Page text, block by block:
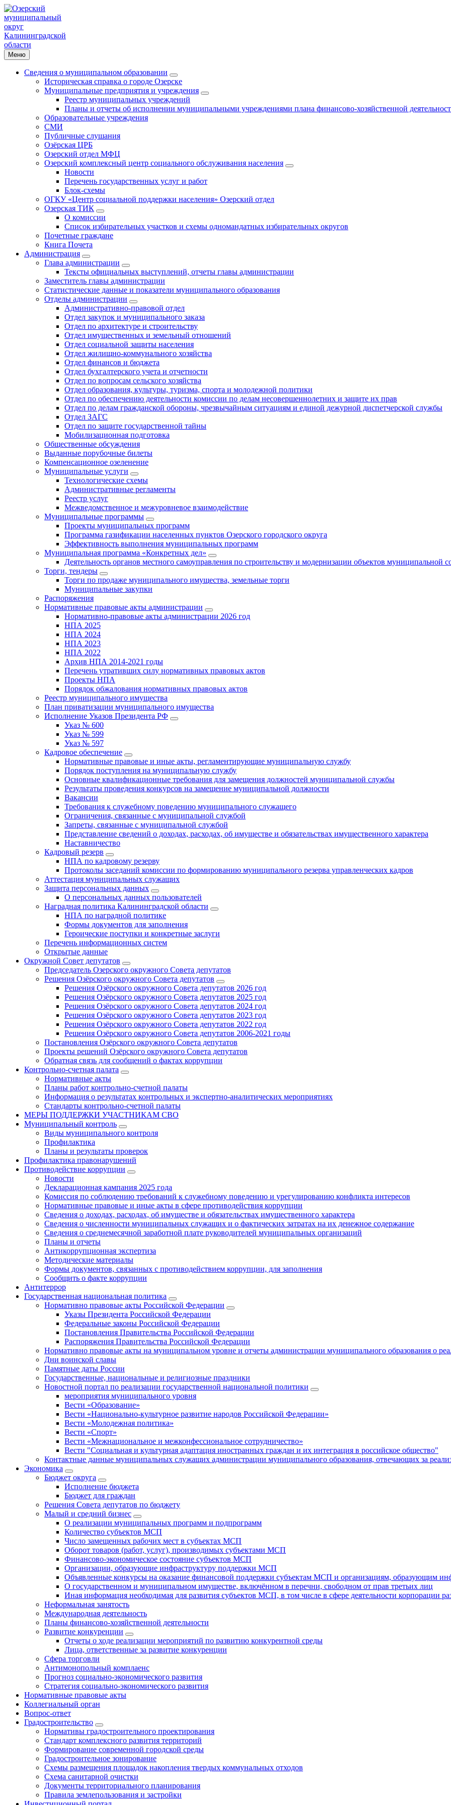
Меню
Сведения о муниципальном образовании
Историческая справка о городе Озерске
Муниципальные предприятия и учреждения
Реестр муниципальных учреждений
Планы и отчеты об исполнении муниципальными учреждениями плана финансово-хозяйственной
Образовательные учреждения
СМИ
Публичные слушания
Озёрская ЦРБ
Озерский отдел МФЦ
Озерский комплексный центр социального обслуживания населения
Новости
Перечень государственных услуг и работ
Блок-схемы
ОГКУ «Центр социальной поддержки населения» Озерский отдел
Озерская ТИК
О комиссии
Список избирательных участков и схемы одномандатных избирательных округов
Почетные граждане
Книга Почета
Администрация
Глава администрации
Тексты официальных выступлений, отчеты главы администрации
Заместитель главы администрации
Статистические данные и показатели муниципального образования
Отделы администрации
Административно-правовой отдел
Отдел закупок и муниципального заказа
Отдел по архитектуре и строительству
Отдел имущественных и земельный отношений
Отдел социальной защиты населения
Отдел жилищно-коммунального хозяйства
Отдел финансов и бюджета
Отдел бухгалтерского учета и отчетности
Отдел по вопросам сельского хозяйства
Отдел образования, культуры, туризма, спорта и молодежной политики
Отдел по обеспечению деятельности комиссии по делам несовершеннолетних и защите их прав
Отдел по делам гражданской обороны, чрезвычайным ситуациям и единой дежурной диспетчерской службы
Отдел ЗАГС
Отдел по защите государственной тайны
Мобилизационная подготовка
Общественные обсуждения
Выданные порубочные билеты
Компенсационное озеленение
Муниципальные услуги
Технологические схемы
Административные регламенты
Реестр услуг
Межведомственное и межуровневое взаимодействие
Муниципальные программы
Проекты муниципальных программ
Программа газификации населенных пунктов Озерского городского округа
Эффективность выполнения муниципальных программ
Муниципальная программа «Конкретных дел»
Деятельность органов местного самоуправления по строительству и модернизации объектов муниципальной
Торги, тендеры
Торги по продаже муниципального имущества, земельные торги
Муниципальные закупки
Распоряжения
Нормативные правовые акты администрации
Нормативно-правовые акты администрации 2026 год
НПА 2025
НПА 2024
НПА 2023
НПА 2022
Архив НПА 2014-2021 годы
Перечень утративших силу нормативных правовых актов
Проекты НПА
Порядок обжалования нормативных правовых актов
Реестр муниципального имущества
План приватизации муниципального имущества
Исполнение Указов Президента РФ
Указ № 600
Указ № 599
Указ № 597
Кадровое обеспечение
Нормативные правовые и иные акты, регламентирующие муниципальную службу
Порядок поступления на муниципальную службу
Основные квалификационные требования для замещения должностей муниципальной службы
Результаты проведения конкурсов на замещение муниципальной должности
Вакансии
Требования к служебному поведению муниципального служащего
Ограничения, связанные с муниципальной службой
Запреты, связанные с муниципальной службой
Представление сведений о доходах, расходах, об имуществе и обязательствах имущественного характера
Наставничество
Кадровый резерв
НПА по кадровому резерву
Протоколы заседаний комиссии по формированию муниципального резерва управленческих кадров
Аттестация муниципальных служащих
Защита персональных данных
О персональных данных пользователей
Наградная политика Калининградской области
НПА по наградной политике
Формы документов для заполнения
Героические поступки и конкретные заслуги
Перечень информационных систем
Открытые данные
Окружной Совет депутатов
Председатель Озерского окружного Совета депутатов
Решения Озёрского окружного Совета депутатов
Решения Озёрского окружного Совета депутатов 2026 год
Решения Озёрского окружного Совета депутатов 2025 год
Решения Озёрского окружного Совета депутатов 2024 год
Решения Озёрского окружного Совета депутатов 2023 год
Решения Озёрского окружного Совета депутатов 2022 год
Решения Озёрского окружного Совета депутатов 2006-2021 годы
Постановления Озёрского окружного Совета депутатов
Проекты решений Озёрского окружного Совета депутатов
Обратная связь для сообщений о фактах коррупции
Контрольно-счетная палата
Нормативные акты
Планы работ контрольно-счетной палаты
Информация о результатах контрольных и экспертно-аналитических мероприятиях
Стандарты контрольно-счетной палаты
МЕРЫ ПОДДЕРЖКИ УЧАСТНИКАМ СВО
Муниципальный контроль
Виды муниципального контроля
Профилактика
Планы и результаты проверок
Профилактика правонарушений
Противодействие коррупции
Новости
Декларационная кампания 2025 года
Комиссия по соблюдению требований к служебному поведению и урегулированию конфликта интересов
Нормативные правовые и иные акты в сфере противодействия коррупции
Сведения о доходах, расходах, об имуществе и обязательствах имущественного характера
Сведения о численности муниципальных служащих и о фактических затратах на их денежное содержание
Сведения о среднемесячной заработной плате руководителей муниципальных организаций
Планы и отчеты
Антикоррупционная экспертиза
Методические материалы
Формы документов, связанных с противодействием коррупции, для заполнения
Сообщить о факте коррупции
Антитеррор
Государственная национальная политика
Нормативно правовые акты Российской Федерации
Указы Президента Российской Федерации
Федеральные законы Российской Федерации
Постановления Правительства Российской Федерации
Распоряжения Правительства Российской Федерации
Нормативно правовые акты на муниципальном уровне и отчеты администрации муниципального образования о
Дни воинской славы
Памятные даты России
Государственные, национальные и религиозные праздники
Новостной портал по реализации государственной национальной политики
мероприятия муниципального уровня
Вести «Образование»
Вести «Национально-культурное развитие народов Российской Федерации»
Вести «Молодежная политика»
Вести «Спорт»
Вести «Межнациональное и межконфессиональное сотрудничество»
Вести "Социальная и культурная адаптация иностранных граждан и их интеграция в российское общество"
Контактные данные муниципальных служащих администрации муниципального образования, отвечающих за
Экономика
Бюджет округa
Исполнение бюджета
Бюджет для граждан
Решения Совета депутатов по бюджету
Малый и средний бизнес
О реализации муниципальных программ и подпрограмм
Количество субъектов МСП
Число замещенных рабочих мест в субъектах МСП
Оборот товаров (работ, услуг), производимых субъектами МСП
Финансово-экономическое состояние субъектов МСП
Организации, образующие инфраструктуру поддержки МСП
Объявленные конкурсы на оказание финансовой поддержки субъектам МСП и организациям, образующим
О государственном и муниципальном имуществе, включённом в перечни, свободном от прав третьих лиц
Иная информация необходимая для развития субъектов МСП, в том числе в сфере деятельности корпорации
Неформальная занятость
Международная деятельность
Планы финансово-хозяйственной деятельности
Развитие конкуренции
Отчеты о ходе реализации мероприятий по развитию конкурентной среды
Лица, ответственные за развитие конкуренции
Сфера торговли
Антимонопольный комплаенс
Прогноз социально-экономического развития
Стратегия социально-экономического развития
Нормативные правовые акты
Коллегиальный орган
Вопрос-ответ
Градостроительство
Нормативы градостроительного проектирования
Стандарт комплексного развития территорий
Формирование современной городской среды
Градостроительное зонирование
Схемы размещения площадок накопления твердых коммунальных отходов
Схема санитарной очистки
Документы территориального планирования
Правила землепользования и застройки